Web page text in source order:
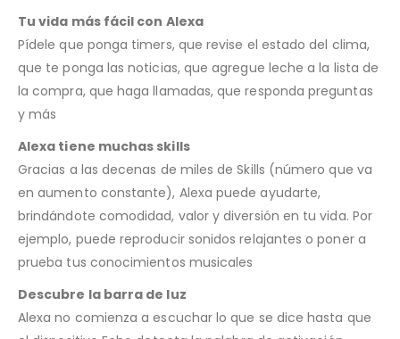
Tu vida más fácil con Alexa
Pídele que ponga timers, que revise el estado del clima,
que te ponga las noticias, que agregue leche a la lista de
la compra, que haga llamadas, que responda preguntas
y más
Alexa tiene muchas skills
Gracias a las decenas de miles de Skills (número que va
en aumento constante), Alexa puede ayudarte,
brindándote comodidad, valor y diversión en tu vida. Por
ejemplo, puede reproducir sonidos relajantes o poner a
prueba tus conocimientos musicales
Descubre la barra de luz
Alexa no comienza a escuchar lo que se dice hasta que